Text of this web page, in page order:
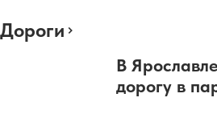
Дороги
В
дорогу в